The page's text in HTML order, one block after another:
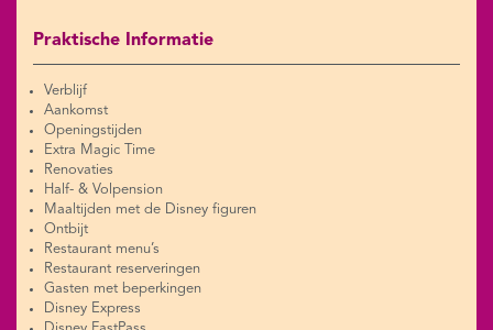
Praktische Informatie
Verblijf
Aankomst
Openingstijden
Extra Magic Time
Renovaties
Half- & Volpension
Maaltijden met de Disney figuren
Ontbijt
Restaurant menu’s
Restaurant reserveringen
Gasten met beperkingen
Disney Express